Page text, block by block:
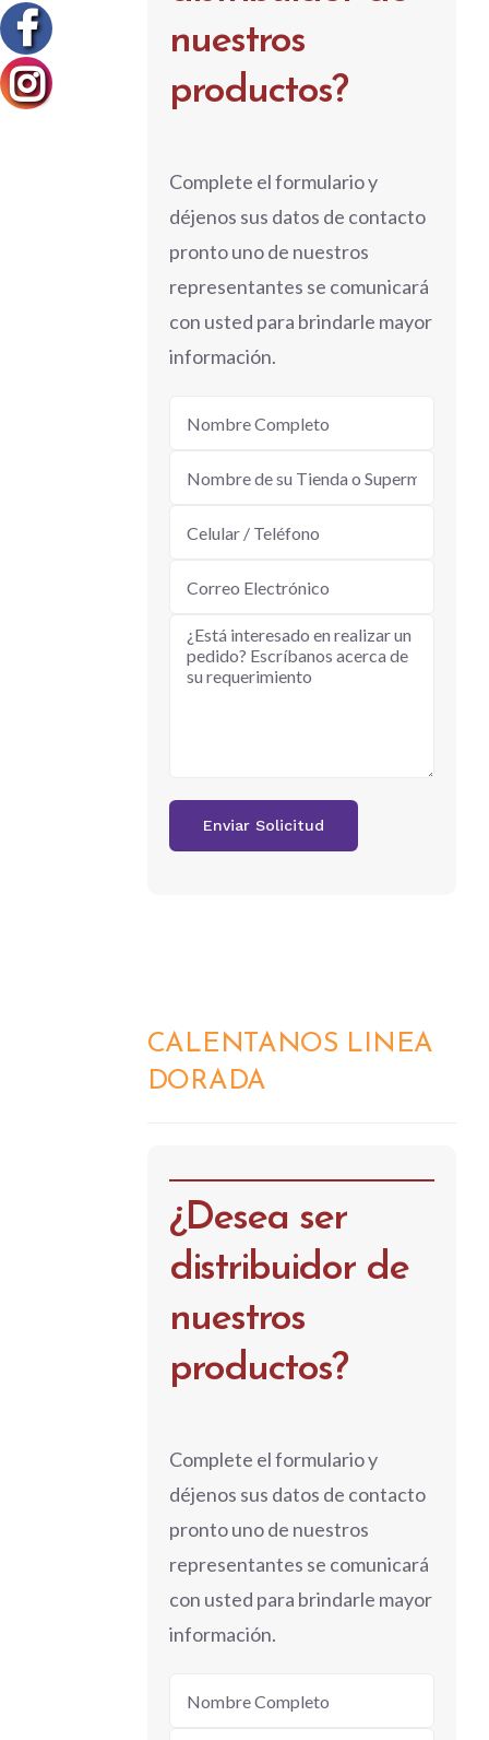
nuestros
productos?
Complete el formulario y
déjenos sus datos de contacto
pronto uno de nuestros
representantes se comunicará
con usted para brindarle mayor
información.
CALENTANOS LINEA
DORADA
¿Desea ser
distribuidor de
nuestros
productos?
Complete el formulario y
déjenos sus datos de contacto
pronto uno de nuestros
representantes se comunicará
con usted para brindarle mayor
información.